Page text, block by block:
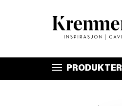
hovedinnhold
PRODUKTER